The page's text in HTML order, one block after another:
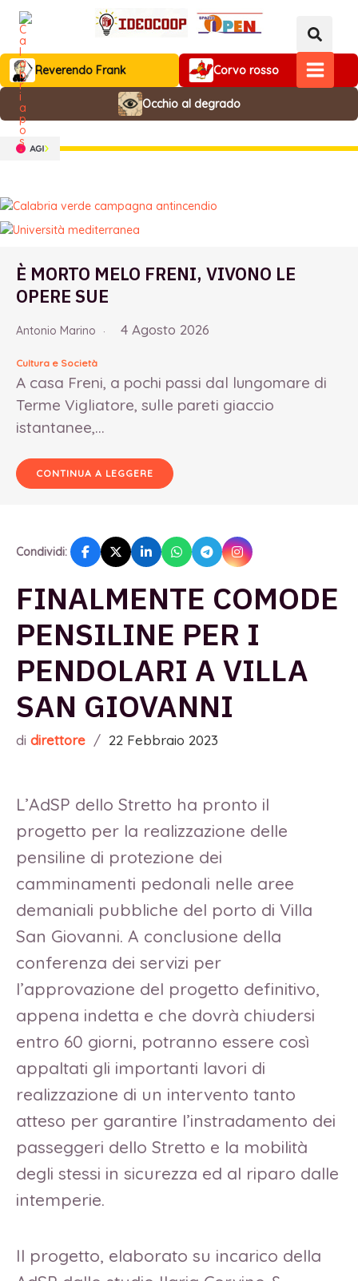
contenuto
MAIN
Reverendo Frank Corvo rosso
Occhio al degrado
È MORTO MELO FRENI, VIVONO LE
OPERE SUE
Antonio Marino 4 Agosto 2026
Cultura e Società
A casa Freni, a pochi passi dal lungomare di
Terme Vigliatore, sulle pareti giaccio
istantanee,...
CONTINUA A LEGGERE
Condividi:
FINALMENTE COMODE
PENSILINE PER I
PENDOLARI A VILLA
SAN GIOVANNI
di direttore / 22 Febbraio 2023
L’AdSP dello Stretto ha pronto il
progetto per la realizzazione delle
pensiline di protezione dei
camminamenti pedonali nelle aree
demaniali pubbliche del porto di Villa
San Giovanni. A conclusione della
conferenza dei servizi per
l’approvazione del progetto definitivo,
appena indetta e che dovrà chiudersi
entro 60 giorni, potranno essere così
appaltati gli importanti lavori di
realizzazione di un intervento tanto
atteso per garantire l’instradamento dei
passeggeri dello Stretto e la mobilità
degli stessi in sicurezza ed al riparo dalle
intemperie.
Il progetto, elaborato su incarico della